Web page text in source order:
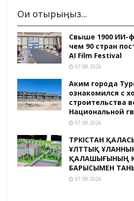
Оқи отырыңыз...
Свыше 1900 ИИ-
чем 90 стран
AI Film Festival
07.08.2026
Аким города
ознакомился с
строительства
Национальной
07.08.2026
ТҮРКІСТАН
ҰЛТТЫҚ
ҚАЛАШЫҒЫНЫҢ
БАРЫСЫМЕН
07.08.2026